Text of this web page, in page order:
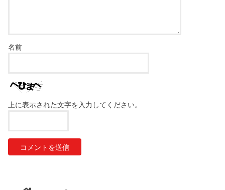
名前
上に表示された文字を入力してください。